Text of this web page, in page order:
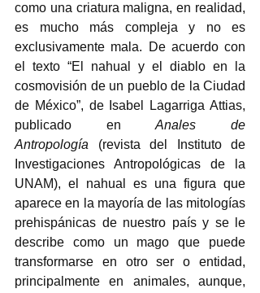
como una criatura maligna, en realidad,
es mucho más compleja y no es
exclusivamente mala. De acuerdo con
el texto “El nahual y el diablo en la
cosmovisión de un pueblo de la Ciudad
de México”, de Isabel Lagarriga Attias,
publicado en Anales de
Antropología (revista del Instituto de
Investigaciones Antropológicas de la
UNAM), el nahual es una figura que
aparece en la mayoría de las mitologías
prehispánicas de nuestro país y se le
describe como un mago que puede
transformarse en otro ser o entidad,
principalmente en animales, aunque,